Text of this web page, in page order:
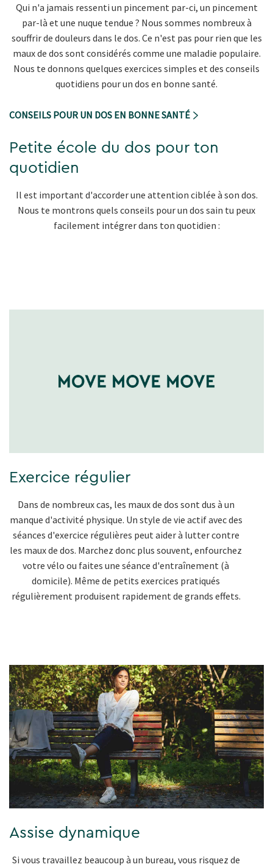
Qui n'a jamais ressenti un pincement par-ci, un pincement
par-là et une nuque tendue ? Nous sommes nombreux à
souffrir de douleurs dans le dos. Ce n'est pas pour rien que les
maux de dos sont considérés comme une maladie populaire.
Nous te donnons quelques exercices simples et des conseils
quotidiens pour un dos en bonne santé.
CONSEILS POUR UN DOS EN BONNE SANTÉ
Petite école du dos pour ton
quotidien
Il est important d'accorder une attention ciblée à son dos.
Nous te montrons quels conseils pour un dos sain tu peux
facilement intégrer dans ton quotidien :
Exercice régulier
Dans de nombreux cas, les maux de dos sont dus à un
manque d'activité physique. Un style de vie actif avec des
séances d'exercice régulières peut aider à lutter contre
les maux de dos. Marchez donc plus souvent, enfourchez
votre vélo ou faites une séance d'entraînement (à
domicile). Même de petits exercices pratiqués
régulièrement produisent rapidement de grands effets.
Assise dynamique
Si vous travaillez beaucoup à un bureau, vous risquez de